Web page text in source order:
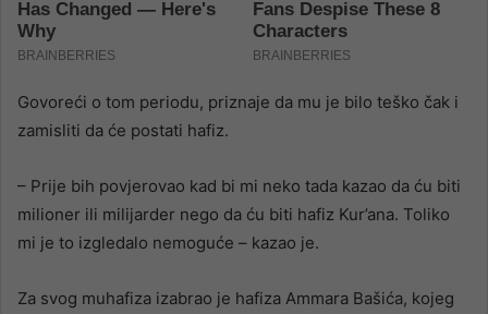
Govoreći o tom periodu, priznaje da mu je bilo teško čak i
zamisliti da će postati hafiz.
– Prije bih povjerovao kad bi mi neko tada kazao da ću biti
milioner ili milijarder nego da ću biti hafiz Kur’ana. Toliko
mi je to izgledalo nemoguće – kazao je.
Za svog muhafiza izabrao je hafiza Ammara Bašića, kojeg